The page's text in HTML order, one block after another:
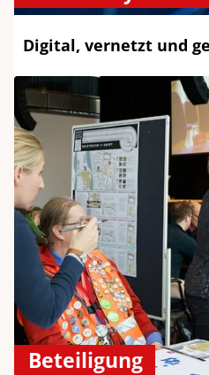
Digital, vernetzt und
Beteiligung